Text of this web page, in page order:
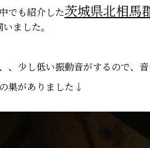
でも紹介した茨城県北相馬
ました。
、少し低い振動音がするので、
巣がありました↓